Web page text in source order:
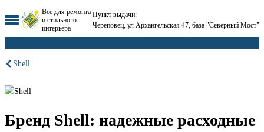
Все для ремонта
и стильного
интерьера
Пункт выдачи:
Череповец, ул Архангельская 47, база "Северный Мост"
Shell
Бренд Shell: надежные расходные